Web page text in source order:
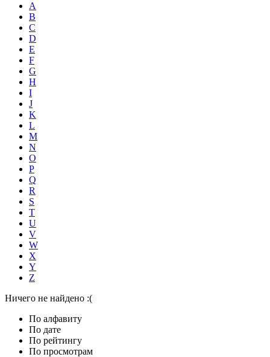
A
B
C
D
E
F
G
H
I
J
K
L
M
N
O
P
Q
R
S
T
U
V
W
X
Y
Z
Ничего не найдено :(
По алфавиту
По дате
По рейтингу
По просмотрам